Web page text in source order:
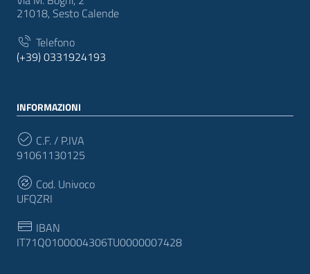
21018, Sesto Calende
Telefono
(+39) 0331924193
INFORMAZIONI
C.F. / P.IVA
91061130125
Cod. Univoco
UFQZRI
IBAN
IT71Q0100004306TU0000007428